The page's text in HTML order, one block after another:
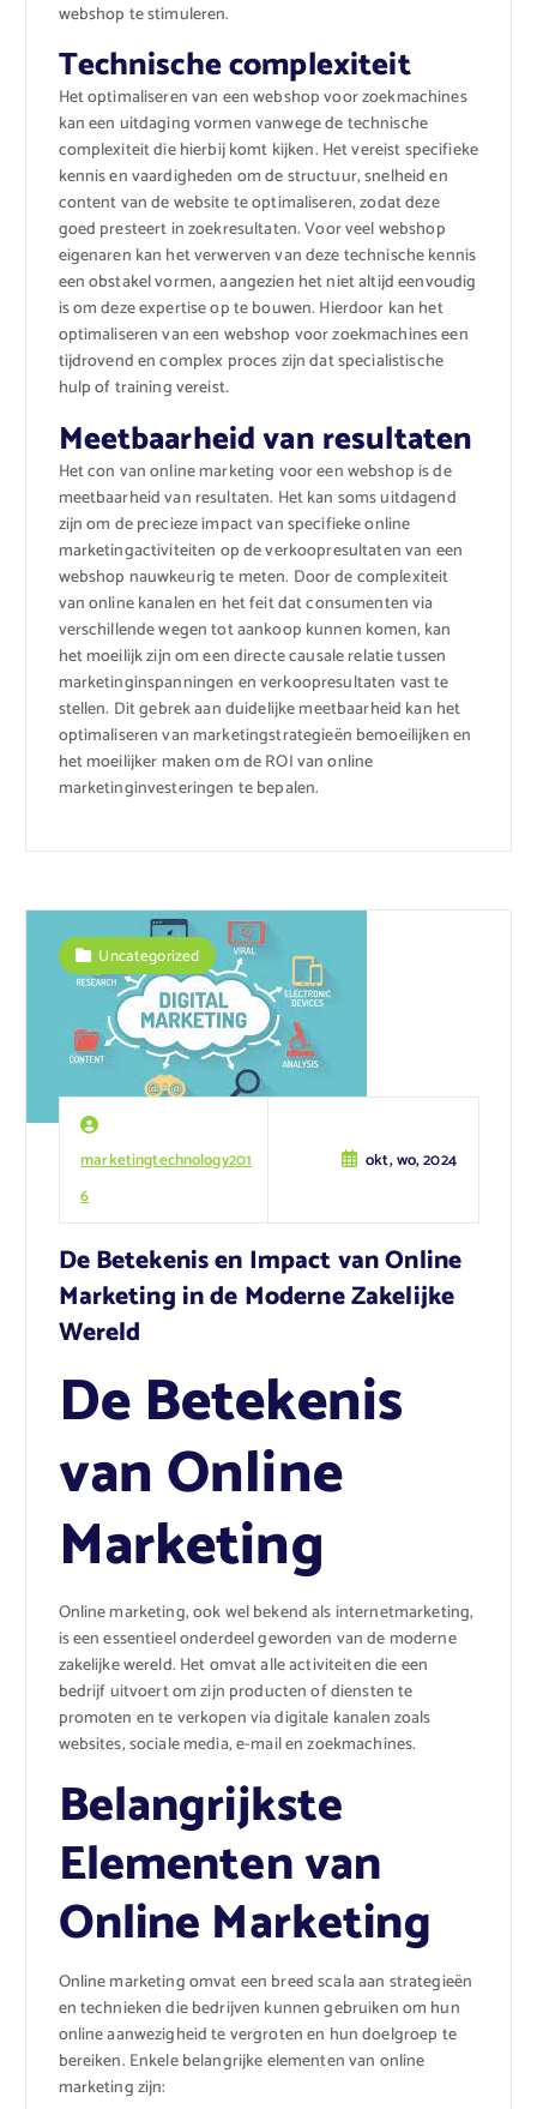
webshop te stimuleren.
Technische complexiteit
Het optimaliseren van een webshop voor zoekmachines
kan een uitdaging vormen vanwege de technische
complexiteit die hierbij komt kijken. Het vereist specifieke
kennis en vaardigheden om de structuur, snelheid en
content van de website te optimaliseren, zodat deze
goed presteert in zoekresultaten. Voor veel webshop
eigenaren kan het verwerven van deze technische kennis
een obstakel vormen, aangezien het niet altijd eenvoudig
is om deze expertise op te bouwen. Hierdoor kan het
optimaliseren van een webshop voor zoekmachines een
tijdrovend en complex proces zijn dat specialistische
hulp of training vereist.
Meetbaarheid van resultaten
Het con van online marketing voor een webshop is de
meetbaarheid van resultaten. Het kan soms uitdagend
zijn om de precieze impact van specifieke online
marketingactiviteiten op de verkoopresultaten van een
webshop nauwkeurig te meten. Door de complexiteit
van online kanalen en het feit dat consumenten via
verschillende wegen tot aankoop kunnen komen, kan
het moeilijk zijn om een directe causale relatie tussen
marketinginspanningen en verkoopresultaten vast te
stellen. Dit gebrek aan duidelijke meetbaarheid kan het
optimaliseren van marketingstrategieën bemoeilijken en
het moeilijker maken om de ROI van online
marketinginvesteringen te bepalen.
marketingtechnology201
6
okt, wo, 2024
Uncategorized
De Betekenis en Impact van Online
Marketing in de Moderne Zakelijke
Wereld
De Betekenis
van Online
Marketing
Online marketing, ook wel bekend als internetmarketing,
is een essentieel onderdeel geworden van de moderne
zakelijke wereld. Het omvat alle activiteiten die een
bedrijf uitvoert om zijn producten of diensten te
promoten en te verkopen via digitale kanalen zoals
websites, sociale media, e-mail en zoekmachines.
Belangrijkste
Elementen van
Online Marketing
Online marketing omvat een breed scala aan strategieën
en technieken die bedrijven kunnen gebruiken om hun
online aanwezigheid te vergroten en hun doelgroep te
bereiken. Enkele belangrijke elementen van online
marketing zijn: